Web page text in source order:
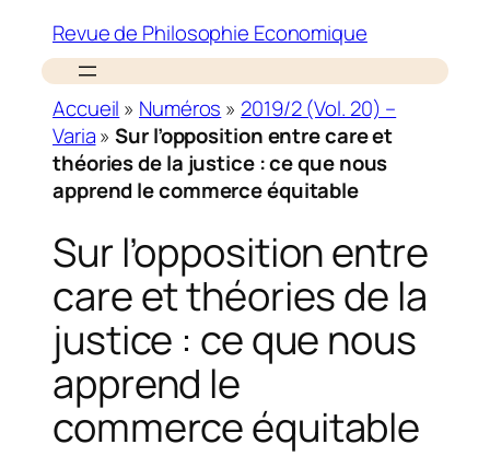
Revue de Philosophie Economique
Accueil » Numéros » 2019/2 (Vol. 20) –
Varia»Sur l’opposition entre care et
théories de la justice : ce que nous
apprend le commerce équitable
Sur l’opposition entre
care et théories de la
justice : ce que nous
apprend le
commerce équitable